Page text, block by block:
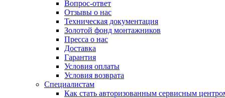
Вопрос-ответ
Отзывы о нас
Техническая документация
Золотой фонд монтажников
Пресса о нас
Доставка
Гарантия
Условия оплаты
Условия возврата
Специалистам
Как стать авторизованным сервисным